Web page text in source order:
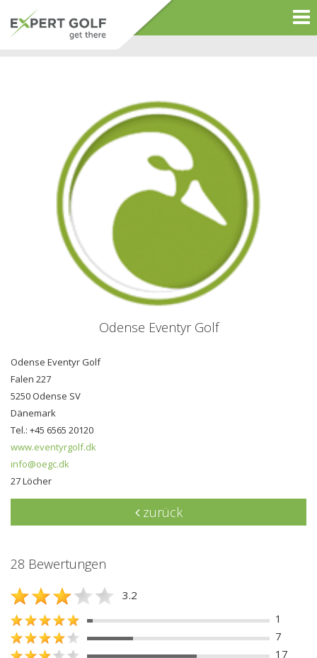
Odense Eventyr Golf
Odense Eventyr Golf
Falen 227
5250 Odense SV
Dänemark
Tel.: +45 6565 20120
www.eventyrgolf.dk
info@oegc.dk
27 Löcher
zurück
28 Bewertungen
3.2
1
7
17